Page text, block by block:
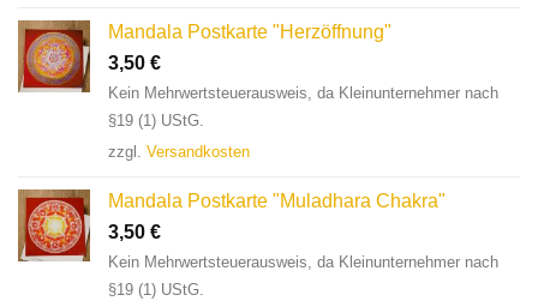
Mandala Postkarte "Herzöffnung"
3,50 €
Kein Mehrwertsteuerausweis, da Kleinunternehmer nach
§19 (1) UStG.
zzgl. Versandkosten
Mandala Postkarte "Muladhara Chakra"
3,50 €
Kein Mehrwertsteuerausweis, da Kleinunternehmer nach
§19 (1) UStG.